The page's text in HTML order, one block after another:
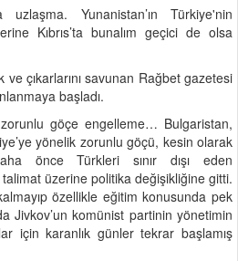
uzlaşma. Yunanistan’ın Türkiye'nin
Kıbrıs’ta bunalım geçici de olsa
çıkarlarını savunan Rağbet gazetesi
başladı.
göçe engelleme… Bulgaristan,
yönelik zorunlu göçü, kesin olarak
önce Türkleri sınır dışı eden
üzerine politika değişikliğine gitti.
özellikle eğitim konusunda pek
Jivkov’un komünist partinin yönetimin
için karanlık günler tekrar başlamış